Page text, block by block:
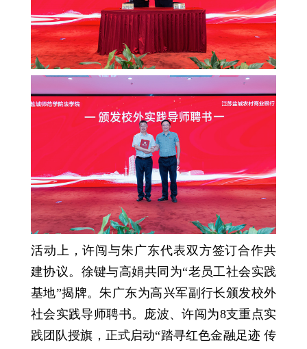
活动上，许闯与朱广东代表双方签订合作共
建协议。徐键与高娟共同为“老员工社会实践
基地”揭牌。朱广东为高兴军副行长颁发校外
社会实践导师聘书。庞波、许闯为8支重点实
践团队授旗，正式启动“踏寻红色金融足迹 传